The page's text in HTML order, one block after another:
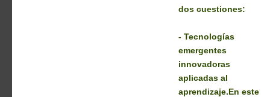
dos cuestiones:
- Tecnologías
emergentes
innovadoras
aplicadas al
aprendizaje.En este